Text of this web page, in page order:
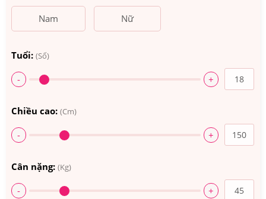
Nam Nữ
Tuổi: (Số)
- +
Chiều cao: (Cm)
- +
Cân nặng: (Kg)
- +